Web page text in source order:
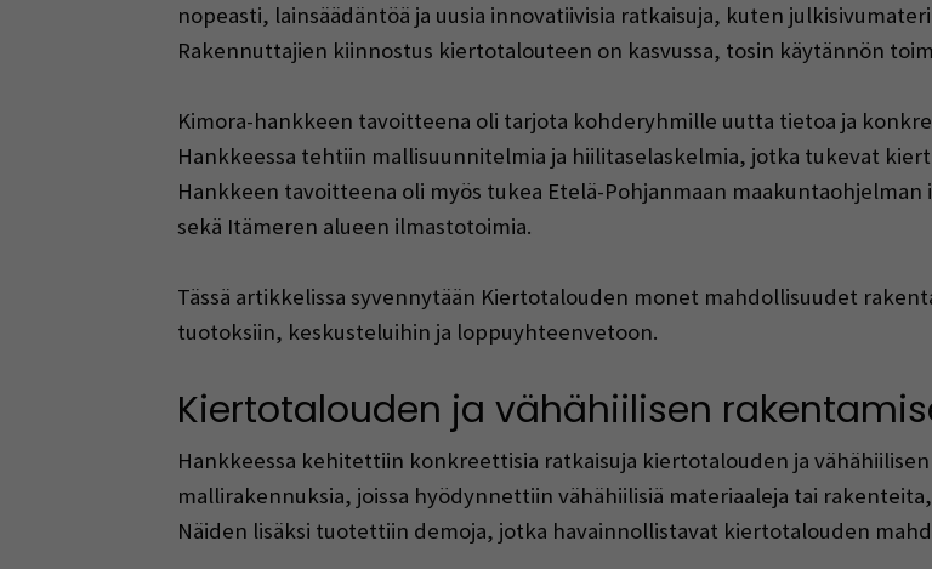
nopeasti, lainsäädäntöä ja uusia innovatiivisia ratkaisuja, kuten
Rakennuttajien kiinnostus kiertotalouteen on kasvussa, tosin käytännön
Kimora-hankkeen tavoitteena oli tarjota kohderyhmille uutta tietoa ja
Hankkeessa tehtiin mallisuunnitelmia ja hiilitaselaskelmia, jotka tukevat
Hankkeen tavoitteena oli myös tukea Etelä-Pohjanmaan
sekä Itämeren alueen ilmastotoimia.
Tässä artikkelissa syvennytään Kiertotalouden monet mahdollisuudet
tuotoksiin, keskusteluihin ja loppuyhteenvetoon.
Kiertotalouden ja vähähiilisen
Hankkeessa kehitettiin konkreettisia ratkaisuja kiertotalouden ja
mallirakennuksia, joissa hyödynnettiin vähähiilisiä materiaaleja tai
Näiden lisäksi tuotettiin demoja, jotka havainnollistavat kiertotalouden